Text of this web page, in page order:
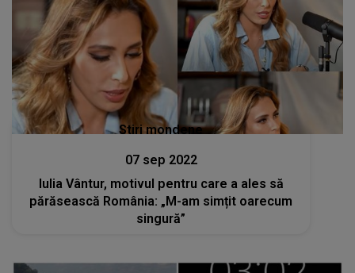
Stiri mondene
07 sep 2022
Iulia Vântur, motivul pentru care a ales să
părăsească România: „M-am simțit oarecum
singură”